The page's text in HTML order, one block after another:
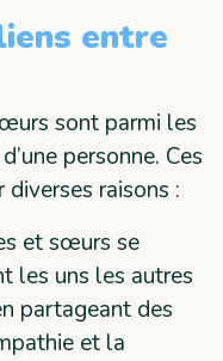
entre
sont parmi les
personne. Ces
raisons :
et sœurs se
les uns les autres
partageant des
et la